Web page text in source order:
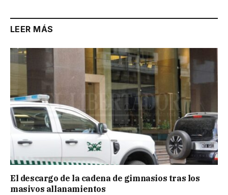
LEER MÁS
El descargo de la cadena de gimnasios tras los
masivos allanamientos